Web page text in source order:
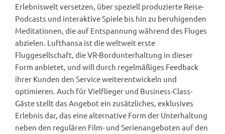
Erlebniswelt versetzen, über speziell produzierte Reise-
Podcasts und interaktive Spiele bis hin zu beruhigenden
Meditationen, die auf Entspannung während des Fluges
abzielen. Lufthansa ist die weltweit erste
Fluggesellschaft, die VR-Bordunterhaltung in dieser
Form anbietet, und will durch regelmäßiges Feedback
ihrer Kunden den Service weiterentwickeln und
optimieren. Auch für Vielflieger und Business-Class-
Gäste stellt das Angebot ein zusätzliches, exklusives
Erlebnis dar, das eine alternative Form der Unterhaltung
neben den regulären Film- und Serienangeboten auf den